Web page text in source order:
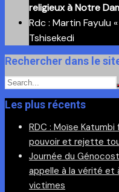
religieux à Notre
Rdc : Martin Fayulu
Tshisekedi
Rechercher dans le
Les plus récents
RDC : Moïse
pouvoir et rejette
Journée du
appelle à la vérité et
victimes